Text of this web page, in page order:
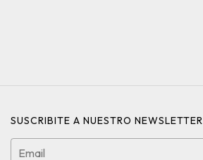
SUSCRIBITE A NUESTRO NEWSLETTER